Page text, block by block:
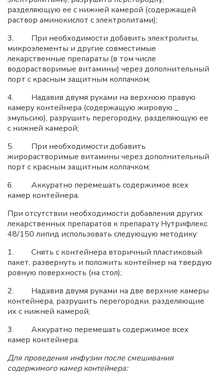
разделяющую ее с нижней камерой (содержащей
раствор аминокислот с электролитами);
3. При необходимости добавить электролиты,
микроэлементы и другие совместимые
лекарственные препараты (в том числе
водорастворимые витамины) через дополнительный
порт с красным защитным колпачком;
4. Надавив двумя руками на верхнюю правую
камеру контейнера (содержащую жировую _
эмульсию), разрушить перегородку, разделяющую ее
с нижней камерой;
5. При необходимости добавить
жирорастворимые витамины через дополнительный
порт с красным защитным колпачком;
6. Аккуратно перемешать содержимое всех
камер контейнера.
При отсутствии необходимости добавления других
лекарственных препаратов к препарату Нутрифлекс
48/150 липид использовать следующую методику:
1. Снять с контейнера вторичный пластиковый
пакет, развернуть и положить контейнер на твердую
ровную поверхность (на стол);
2. Надавив двумя руками на две верхние камеры
контейнера, разрушить перегородки, разделяющие
их с нижней камерой;
3. Аккуратно перемешать содержимое всех
камер контейнера.
Для проведения инфузии после смешивания
содержимого камер контейнера: